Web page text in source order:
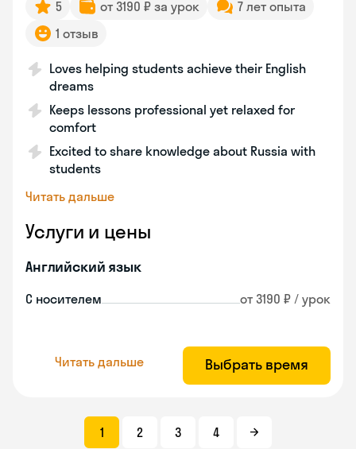
5 от 3190 ₽ за урок
7 лет опыта
1 отзыв
Loves helping students achieve their English
dreams
Keeps lessons professional yet relaxed for
comfort
Excited to share knowledge about Russia with
students
Читать дальше
Услуги и цены
Английский язык
С носителем от 3190 ₽ / урок
Читать дальше Выбрать время
1 2 3 4